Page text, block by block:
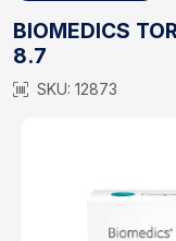
BIOMEDICS
8.7
SKU: 12873